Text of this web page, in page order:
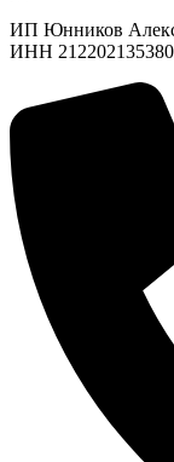
ИП Юнников
ИНН 212202135380